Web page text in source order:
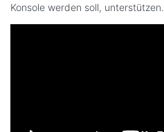
Konsole werden soll, unterstützen.